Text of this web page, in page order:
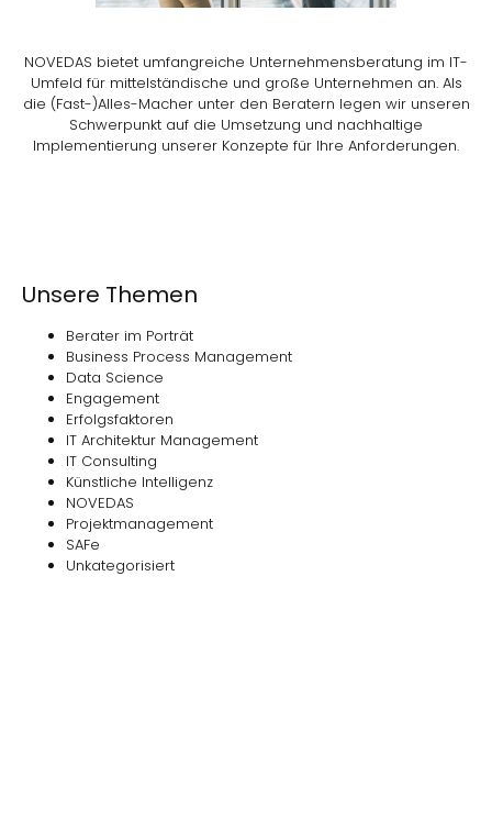
NOVEDAS bietet umfangreiche Unternehmensberatung im IT-
Umfeld für mittelständische und große Unternehmen an. Als
die (Fast-)Alles-Macher unter den Beratern legen wir unseren
Schwerpunkt auf die Umsetzung und nachhaltige
Implementierung unserer Konzepte für Ihre Anforderungen.
Unsere Themen
Berater im Porträt
Business Process Management
Data Science
Engagement
Erfolgsfaktoren
IT Architektur Management
IT Consulting
Künstliche Intelligenz
NOVEDAS
Projektmanagement
SAFe
Unkategorisiert